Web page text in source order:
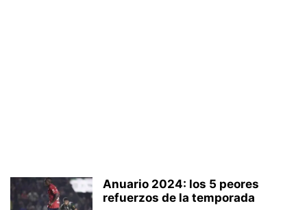
Anuario 2024: los 5 peores
refuerzos de la temporada